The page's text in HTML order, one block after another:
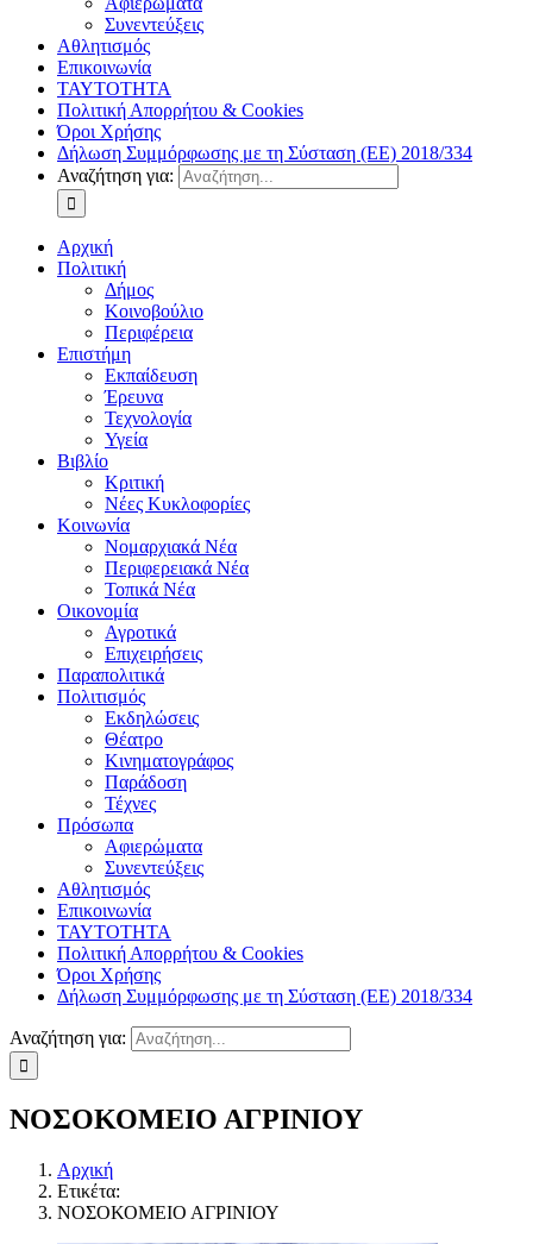
Συνεντεύξεις
Αθλητισμός
Επικοινωνία
ΤΑΥΤΟΤΗΤΑ
Πολιτική Απορρήτου & Cookies
Όροι Χρήσης
Δήλωση Συμμόρφωσης με τη Σύσταση (ΕΕ) 2018/334
Αναζήτηση για:
Αρχική
Πολιτική
Δήμος
Κοινοβούλιο
Περιφέρεια
Επιστήμη
Εκπαίδευση
Έρευνα
Τεχνολογία
Υγεία
Βιβλίο
Κριτική
Νέες Κυκλοφορίες
Κοινωνία
Νομαρχιακά Νέα
Περιφερειακά Νέα
Τοπικά Νέα
Οικονομία
Αγροτικά
Επιχειρήσεις
Παραπολιτικά
Πολιτισμός
Εκδηλώσεις
Θέατρο
Κινηματογράφος
Παράδοση
Τέχνες
Πρόσωπα
Αφιερώματα
Συνεντεύξεις
Αθλητισμός
Επικοινωνία
ΤΑΥΤΟΤΗΤΑ
Πολιτική Απορρήτου & Cookies
Όροι Χρήσης
Δήλωση Συμμόρφωσης με τη Σύσταση (ΕΕ) 2018/334
Αναζήτηση για:
ΝΟΣΟΚΟΜΕΙΟ ΑΓΡΙΝΙΟΥ
Αρχική
Ετικέτα:
ΝΟΣΟΚΟΜΕΙΟ ΑΓΡΙΝΙΟΥ